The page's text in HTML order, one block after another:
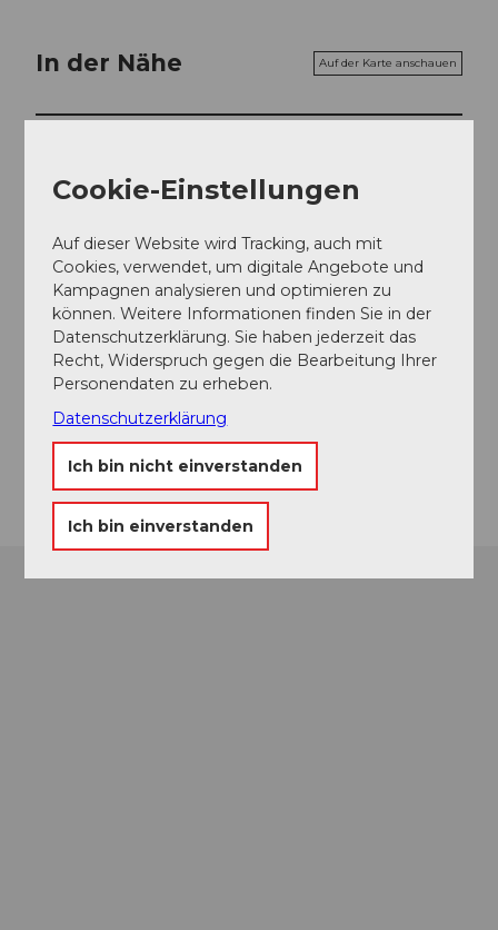
In der Nähe Auf der Karte anschauen
Essen und Trinken
Veranstaltungsort
Altes Krematorium
Ibachstrasse
6004 Luzern
Website
Anreise
Cookie-Einstellungen
Auf dieser Website wird Tracking, auch mit
Cookies, verwendet, um digitale Angebote und
Kampagnen analysieren und optimieren zu
können. Weitere Informationen finden Sie in der
Datenschutzerklärung. Sie haben jederzeit das
Recht, Widerspruch gegen die Bearbeitung Ihrer
Personendaten zu erheben.
Datenschutzerklärung
Ich bin nicht einverstanden
Ich bin einverstanden